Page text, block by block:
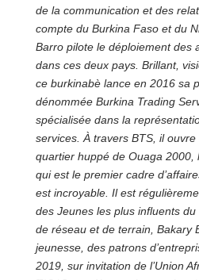
de la communication et des
compte du Burkina Faso et du
Barro pilote le déploiement des
dans ces deux pays. Brillant,
ce burkinabè lance en 2016 sa
dénommée Burkina Trading
spécialisée dans la
services. À travers BTS, il
quartier huppé de Ouaga 2000,
qui est le premier cadre
est incroyable. Il est
des Jeunes les plus influents
de réseau et de terrain, Bakary
jeunesse, des patrons
2019, sur invitation de l’Union